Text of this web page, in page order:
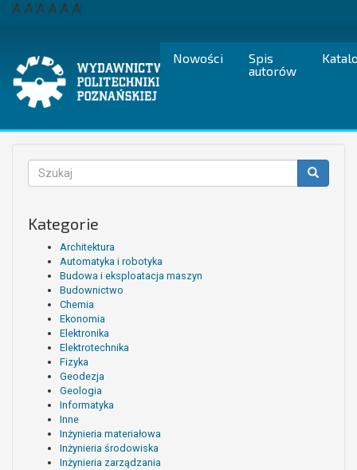
Przejdź
A A A A A A
Nowości
Spis
autorów
Formularz
wyszukiwania
Kategorie
Architektura
Automatyka i robotyka
Budowa i eksploatacja maszyn
Budownictwo
Chemia
Ekonomia
Elektronika
Elektrotechnika
Fizyka
Geodezja
Geologia
Informatyka
Inne
Inżynieria materiałowa
Inżynieria środowiska
Inżynieria zarządzania